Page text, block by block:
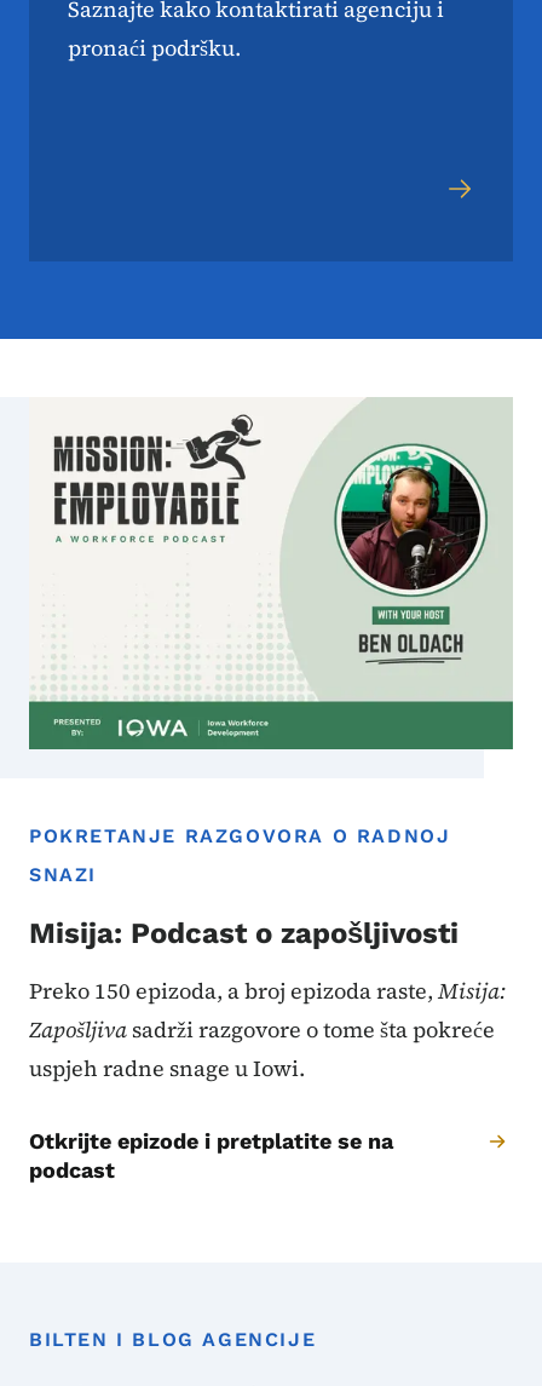
Saznajte kako kontaktirati agenciju i
pronaći podršku.
POKRETANJE RAZGOVORA O RADNOJ
SNAZI
Misija: Podcast o zapošljivosti
Preko 150 epizoda, a broj epizoda raste, Misija:
Zapošljiva sadrži razgovore o tome šta pokreće
uspjeh radne snage u Iowi.
Otkrijte epizode i pretplatite se na
podcast
BILTEN I BLOG AGENCIJE